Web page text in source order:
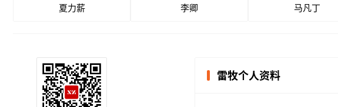
夏力薪 李卿 马凡丁
雷牧个人资料